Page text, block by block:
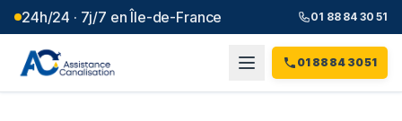
24h/24 · 7j/7 en Île-de-France 01 88 84 30 51
01 88 84 30 51